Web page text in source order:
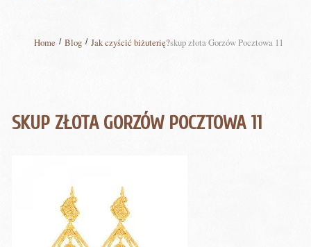
Home Blog Jak czyścić biżuterię?skup złota Gorzów Pocztowa 11
SKUP ZŁOTA GORZÓW POCZTOWA 11